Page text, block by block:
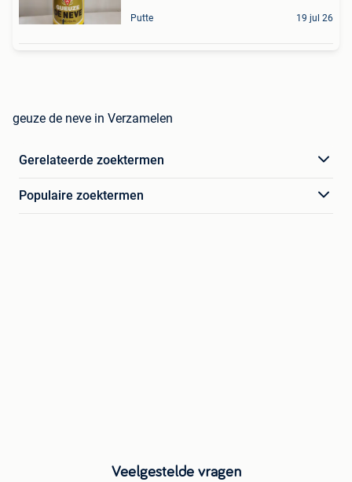
Putte 19 jul 26
geuze de neve in Verzamelen
Gerelateerde zoektermen
Populaire zoektermen
Veelgestelde vragen